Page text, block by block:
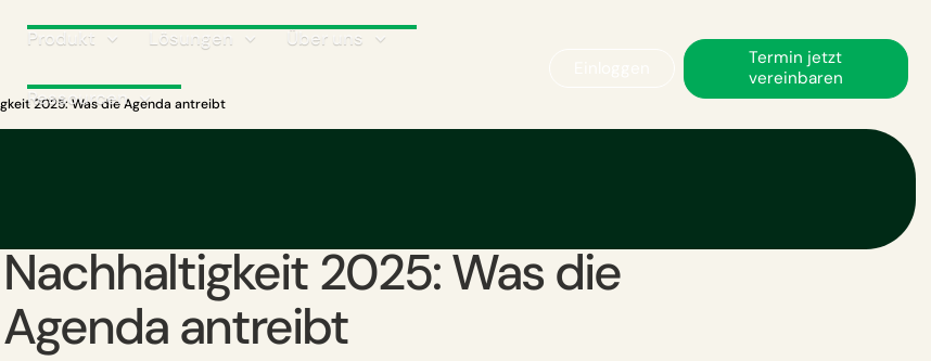
Produkt Lösungen Über uns
Ressourcen
Termin jetzt
vereinbaren
2025: Was die Agenda antreibt
Nachhaltigkeit 2025: Was die
Agenda antreibt